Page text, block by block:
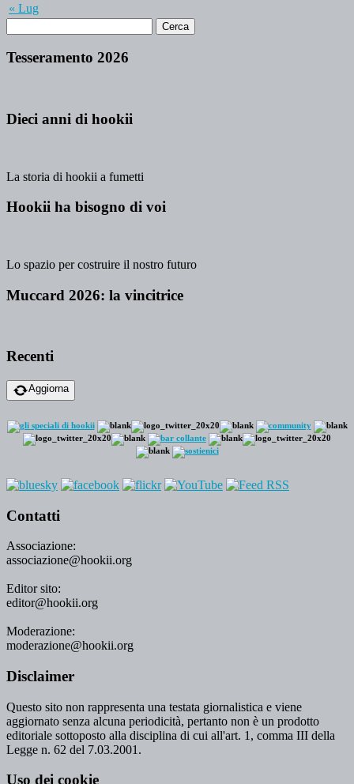
« Lug
Tesseramento 2026
Dieci anni di hookii
La storia di hookii a fumetti
Hookii ha bisogno di voi
Lo spazio per costruire il nostro futuro
Muccard 2026: la vincitrice
Recenti
Aggiorna
Contatti
Associazione:
associazione@hookii.org
Editor sito:
editor@hookii.org
Moderazione:
moderazione@hookii.org
Disclaimer
Questo sito non rappresenta una testata giornalistica e viene
aggiornato senza alcuna periodicità, pertanto non è un prodotto
editoriale sottoposto alla disciplina di cui all'art. 1, comma III della
Legge n. 62 del 7.03.2001.
Uso dei cookie